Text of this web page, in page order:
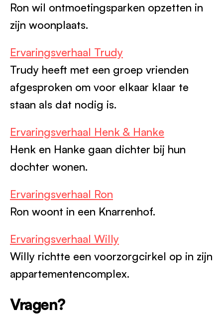
Ron wil ontmoetingsparken opzetten in
zijn woonplaats.
Ervaringsverhaal Trudy
Trudy heeft met een groep vrienden
afgesproken om voor elkaar klaar te
staan als dat nodig is.
Ervaringsverhaal Henk & Hanke
Henk en Hanke gaan dichter bij hun
dochter wonen.
Ervaringsverhaal Ron
Ron woont in een Knarrenhof.
Ervaringsverhaal Willy
Willy richtte een voorzorgcirkel op in zijn
appartementencomplex.
Vragen?